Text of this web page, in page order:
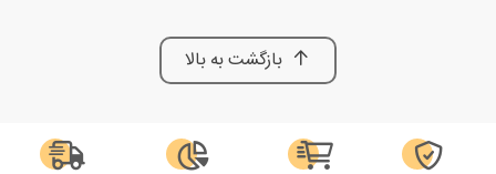
بازگشت به بالا